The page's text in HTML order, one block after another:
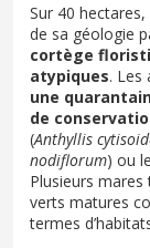
Sur 40
de sa géologie
cortège
atypiques. Les
une
de
(Anthyllis
nodiflorum) ou
Plusieurs
verts matures
termes